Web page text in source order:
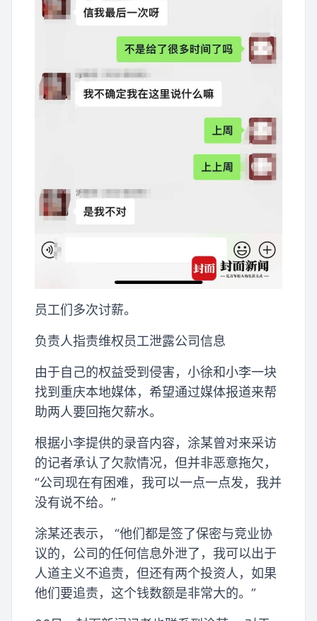
员工们多次讨薪。
负责人指责维权员工泄露公司信息
由于自己的权益受到侵害，小徐和小李一块
找到重庆本地媒体，希望通过媒体报道来帮
助两人要回拖欠薪水。
根据小李提供的录音内容，涂某曾对来采访
的记者承认了欠款情况，但并非恶意拖欠，
“公司现在有困难，我可以一点一点发，我并
没有说不给。”
涂某还表示， “他们都是签了保密与竞业协
议的，公司的任何信息外泄了，我可以出于
人道主义不追责，但还有两个投资人，如果
他们要追责，这个钱数额是非常大的。”